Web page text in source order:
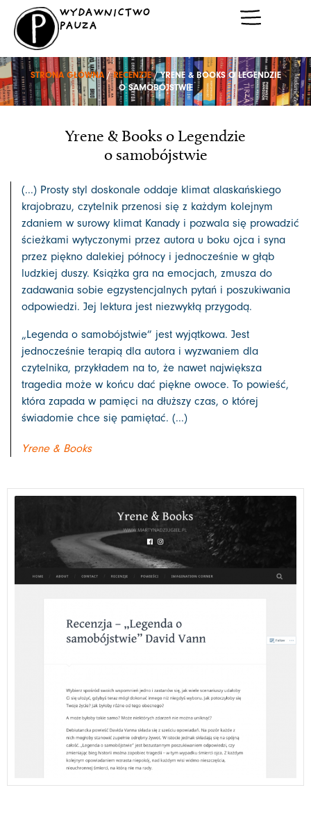
Przejdź
treści
WYDAWNICTWO
PAUZA
STRONA GŁÓWNA/RECENZJE/ YRENE & BOOKS O LEGENDZIE
O SAMOBÓJSTWIE
Yrene & Books o Legendzie
o samobójstwie
(...) Prosty styl doskonale oddaje klimat alaskańskiego
krajobrazu, czytelnik przenosi się z każdym kolejnym
zdaniem w surowy klimat Kanady i pozwala się prowadzić
ścieżkami wytyczonymi przez autora u boku ojca i syna
przez piękno dalekiej północy i jednocześnie w głąb
ludzkiej duszy. Książka gra na emocjach, zmusza do
zadawania sobie egzystencjalnych pytań i poszukiwania
odpowiedzi. Jej lektura jest niezwykłą przygodą.
„Legenda o samobójstwie” jest wyjątkowa. Jest
jednocześnie terapią dla autora i wyzwaniem dla
czytelnika, przykładem na to, że nawet największa
tragedia może w końcu dać piękne owoce. To powieść,
która zapada w pamięci na dłuższy czas, o której
świadomie chce się pamiętać. (...)
Yrene & Books